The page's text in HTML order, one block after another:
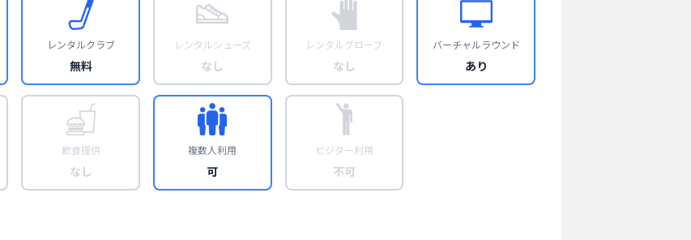
レンタルクラブ
無料
レンタルシューズ
なし
レンタルグローブ
なし
バーチャルラウンド
あり
飲食提供
なし
複数人利用
可
ビジター利用
不可